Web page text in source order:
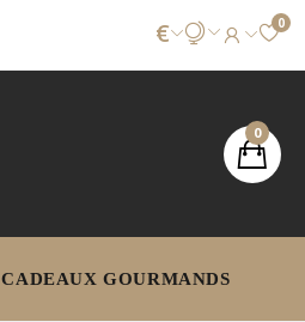
€ 0
0
CADEAUX GOURMANDS